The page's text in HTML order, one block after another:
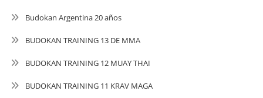
Budokan Argentina 20 años
BUDOKAN TRAINING 13 DE MMA
BUDOKAN TRAINING 12 MUAY THAI
BUDOKAN TRAINING 11 KRAV MAGA